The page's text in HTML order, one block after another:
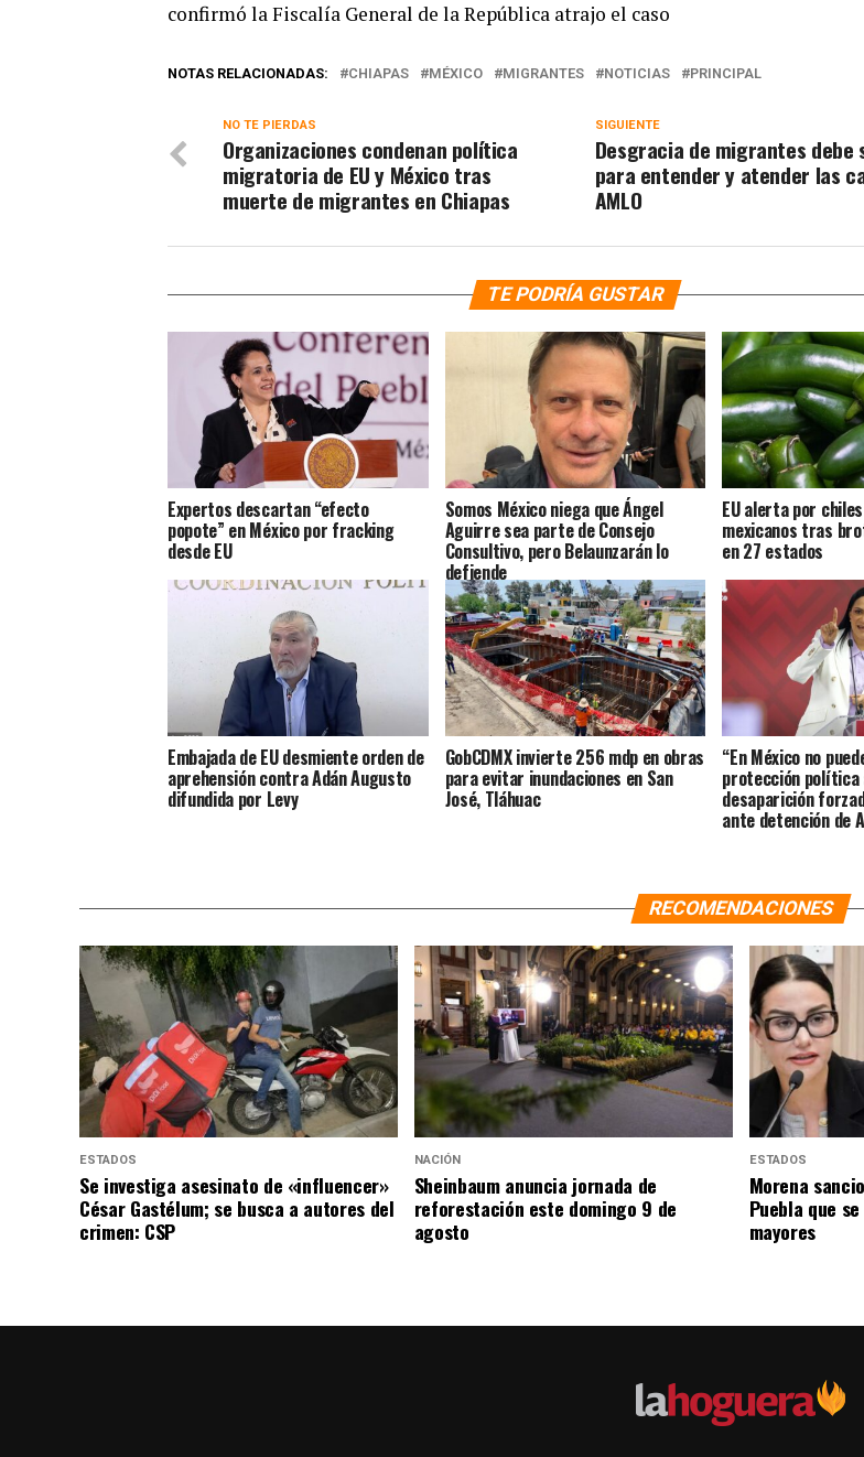
confirmó la Fiscalía General de la República atrajo el caso
NOTAS RELACIONADAS: CHIAPAS MÉXICO MIGRANTES NOTICIAS PRINCIPAL
SIGUIENTE
Desgracia de migrantes debe
para entender y atender las
AMLO
NO TE PIERDAS
Organizaciones condenan política
migratoria de EU y México tras
muerte de migrantes en Chiapas
TE PODRÍA GUSTAR
Expertos descartan “efecto
popote” en México por fracking
desde EU
Somos México niega que Ángel
Aguirre sea parte de Consejo
Consultivo, pero Belaunzarán lo
defiende
EU alerta por
mexicanos tras
en 27 estados
Embajada de EU desmiente orden de
aprehensión contra Adán Augusto
difundida por Levy
GobCDMX invierte 256 mdp en obras
para evitar inundaciones en San
José, Tláhuac
“En México no
protección política
desaparición
ante detención de
RECOMENDACIONES
ESTADOS
Se investiga asesinato de «influencer»
César Gastélum; se busca a autores del
crimen: CSP
NACIÓN
Sheinbaum anuncia jornada de
reforestación este domingo 9 de
agosto
ESTADOS
Morena
Puebla que
mayores